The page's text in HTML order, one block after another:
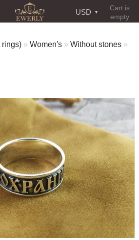
Cart is
empty
USD
rings) » Women's » Without stones »